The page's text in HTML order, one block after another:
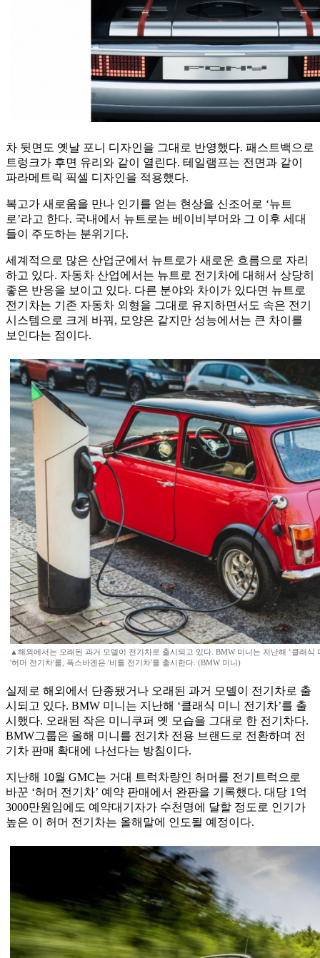
차 뒷면도 옛날 포니 디자인을 그대로 반영했다. 패스트백으로
트렁크가 후면 유리와 같이 열린다. 테일램프는 전면과 같이
파라메트릭 픽셀 디자인을 적용했다.
복고가 새로움을 만나 인기를 얻는 현상을 신조어로 ‘뉴트
로’라고 한다. 국내에서 뉴트로는 베이비부머와 그 이후 세대
들이 주도하는 분위기다.
세계적으로 많은 산업군에서 뉴트로가 새로운 흐름으로 자리
하고 있다. 자동차 산업에서는 뉴트로 전기차에 대해서 상당히
좋은 반응을 보이고 있다. 다른 분야와 차이가 있다면 뉴트로
전기차는 기존 자동차 외형을 그대로 유지하면서도 속은 전기
시스템으로 크게 바꿔, 모양은 같지만 성능에서는 큰 차이를
보인다는 점이다.
▲해외에서는 오래된 과거 모델이 전기차로 출시되고 있다. BMW 미니는 지난해 ‘클래식
'허머 전기차'를, 폭스바겐은 '비틀 전기차'를 출시한다. (BMW 미니)
실제로 해외에서 단종됐거나 오래된 과거 모델이 전기차로 출
시되고 있다. BMW 미니는 지난해 ‘클래식 미니 전기차’를 출
시했다. 오래된 작은 미니쿠퍼 옛 모습을 그대로 한 전기차다.
BMW그룹은 올해 미니를 전기차 전용 브랜드로 전환하며 전
기차 판매 확대에 나선다는 방침이다.
지난해 10월 GMC는 거대 트럭차량인 허머를 전기트럭으로
바꾼 ‘허머 전기차’ 예약 판매에서 완판을 기록했다. 대당 1억
3000만원임에도 예약대기자가 수천명에 달할 정도로 인기가
높은 이 허머 전기차는 올해말에 인도될 예정이다.